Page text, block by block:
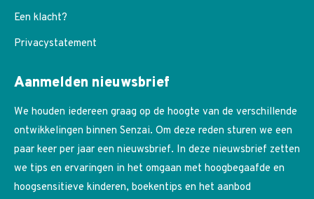
Een klacht?
Privacystatement
Aanmelden nieuwsbrief
We houden iedereen graag op de hoogte van de verschillende
ontwikkelingen binnen Senzai. Om deze reden sturen we een
paar keer per jaar een nieuwsbrief. In deze nieuwsbrief zetten
we tips en ervaringen in het omgaan met hoogbegaafde en
hoogsensitieve kinderen, boekentips en het aanbod